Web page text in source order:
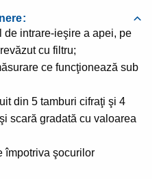
intrare-ieşire a apei, pe
cu filtru;
ce funcţionează sub
din 5 tamburi cifraţi şi 4
scară gradată cu valoarea
împotriva şocurilor